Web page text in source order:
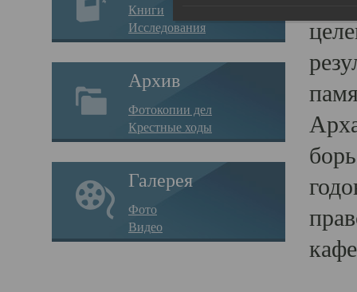
Книги
Исследования
Архив
Фотокопии дел
Крестные ходы
Галерея
Фото
Видео